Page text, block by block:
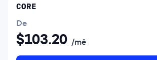
CORE
De
$103.20 /mê